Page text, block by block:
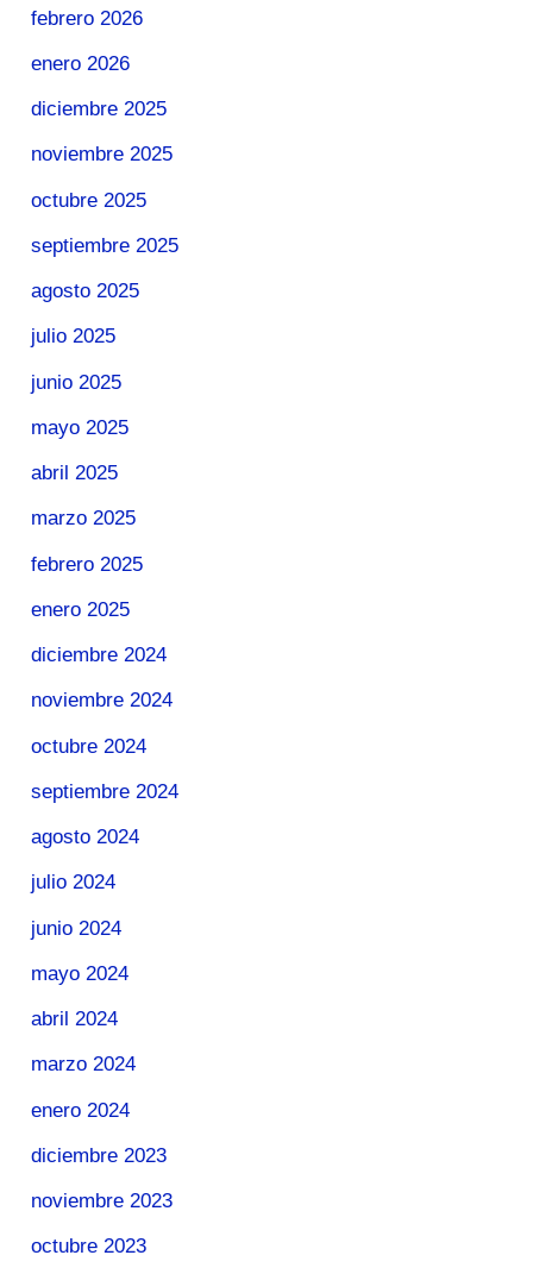
febrero 2026
enero 2026
diciembre 2025
noviembre 2025
octubre 2025
septiembre 2025
agosto 2025
julio 2025
junio 2025
mayo 2025
abril 2025
marzo 2025
febrero 2025
enero 2025
diciembre 2024
noviembre 2024
octubre 2024
septiembre 2024
agosto 2024
julio 2024
junio 2024
mayo 2024
abril 2024
marzo 2024
enero 2024
diciembre 2023
noviembre 2023
octubre 2023